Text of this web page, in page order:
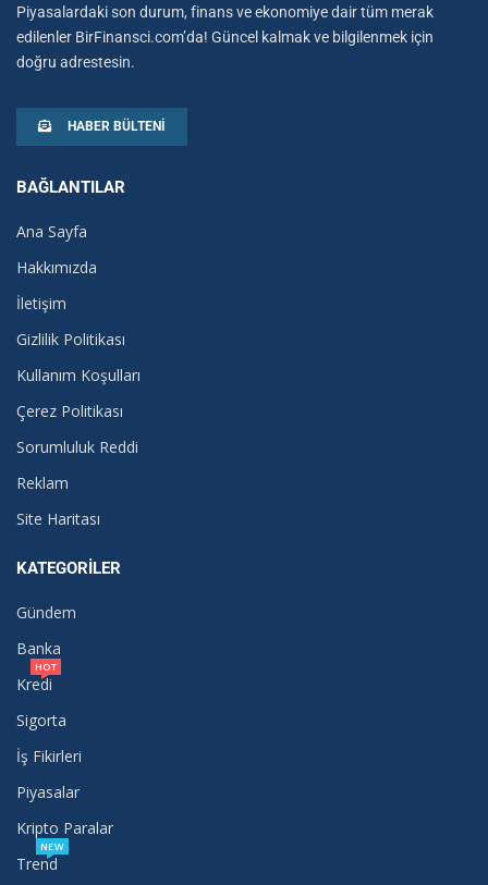
Piyasalardaki son durum, finans ve ekonomiye dair tüm merak
edilenler BirFinansci.com’da! Güncel kalmak ve bilgilenmek için
doğru adrestesin.
HABER BÜLTENI
BAĞLANTILAR
Ana Sayfa
Hakkımızda
İletişim
Gizlilik Politikası
Kullanım Koşulları
Çerez Politikası
Sorumluluk Reddi
Reklam
Site Haritası
KATEGORILER
Gündem
Banka
Kredi
HOT
Sigorta
İş Fikirleri
Piyasalar
Kripto Paralar
Trend
NEW